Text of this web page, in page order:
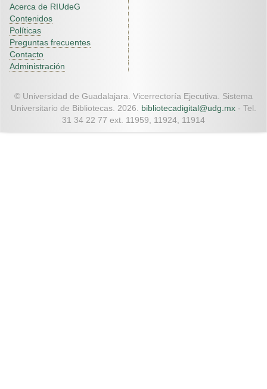
Acerca de RIUdeG
Contenidos
Políticas
Preguntas frecuentes
Contacto
Administración
© Universidad de Guadalajara. Vicerrectoría Ejecutiva. Sistema
Universitario de Bibliotecas. 2026. bibliotecadigital@udg.mx - Tel.
31 34 22 77 ext. 11959, 11924, 11914